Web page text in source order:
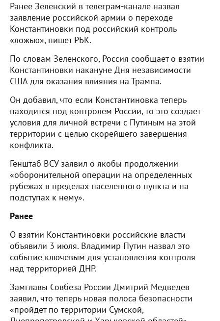
Ранее Зеленский в телеграм-канале назвал
заявление российской армии о переходе
Константиновки под российский контроль
«ложью», пишет РБК.
По словам Зеленского, Россия сообщает о взятии
Константиновки накануне Дня независимости
США для оказания влияния на Трампа.
Он добавил, что если Константиновка теперь
находится под контролем России, то это создает
условия для личной встречи с Путиным на этой
территории с целью скорейшего завершения
конфликта.
Генштаб ВСУ заявил о якобы продолжении
«оборонительной операции на определенных
рубежах в пределах населенного пункта и на
подступах к нему».
Ранее
О взятии Константиновки российские власти
объявили 3 июля. Владимир Путин назвал это
событие ключевым для установления контроля
над территорией ДНР.
Замглавы Совбеза России Дмитрий Медведев
заявил, что теперь новая полоса безопасности
«пройдет по территории Сумской,